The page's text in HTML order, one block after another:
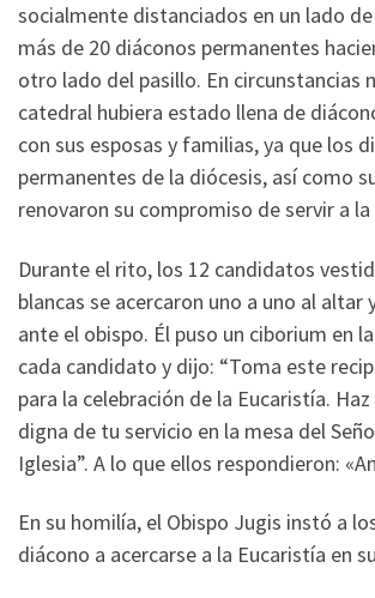
socialmente distanciados en un lado
más de 20 diáconos permanentes
otro lado del pasillo. En circunstancias
catedral hubiera estado llena de
con sus esposas y familias, ya que los
permanentes de la diócesis, así como
renovaron su compromiso de servir a la
Durante el rito, los 12 candidatos
blancas se acercaron uno a uno al altar
ante el obispo. Él puso un ciborium en
cada candidato y dijo: “Toma este
para la celebración de la Eucaristía.
digna de tu servicio en la mesa del
Iglesia”. A lo que ellos respondieron:
En su homilía, el Obispo Jugis instó a
diácono a acercarse a la Eucaristía en